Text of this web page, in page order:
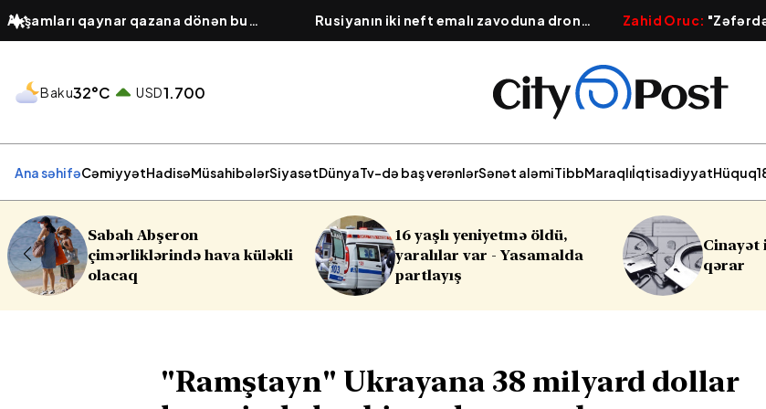
Axşamları qaynar qazana dönən bu
platforma bir zümrə qadınlarla dolu
Rusiyanın iki neft emalı zavoduna dron
hücumu olub, güclü yanğın başlayıb
Zahid Oruc:
Qafqazın yeni
Baku32°C USD1.700
Ana səhifəCəmiyyətHadisəMüsahibələrSiyasətDünyaTv-də baş verənlərSənət aləmiTibbMaraqlıİqtisadiyyatHüquq
16 yaşlı yeniyetmə öldü,
yaralılar var - Yasamalda
partlayış
Cinayət işləri ilə bağlı vacib
qərar
"Ramştayn" Ukrayana 38 milyard dollar